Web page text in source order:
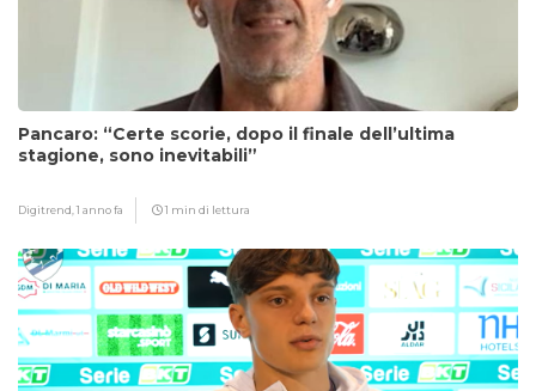
Pancaro: “Certe scorie, dopo il finale dell’ultima
stagione, sono inevitabili”
Digitrend,1 anno fa 1 min di lettura